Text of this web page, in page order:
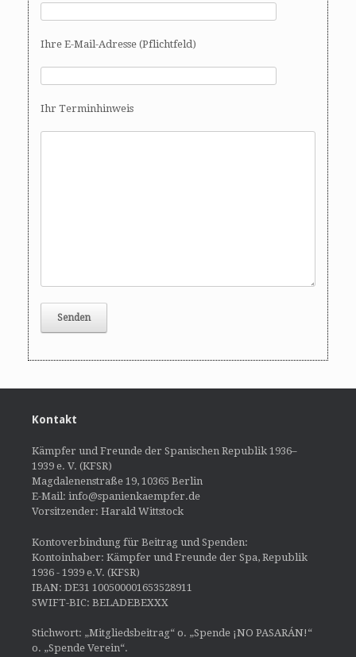
Ihre E-Mail-Adresse (Pflichtfeld)
Ihr Terminhinweis
Kontakt
Kämpfer und Freunde der Spanischen Republik 1936–
1939 e. V. (KFSR)
Magdalenenstraße 19, 10365 Berlin
E-Mail: info@spanienkaempfer.de
Vorsitzender: Harald Wittstock
Kontoverbindung für Beitrag und Spenden:
Kontoinhaber: Kämpfer und Freunde der Spa, Republik
1936 - 1939 e.V. (KFSR)
IBAN: DE31 100500001653528911
SWIFT-BIC: BELADEBEXXX
Stichwort: „Mitgliedsbeitrag“ o. „Spende ¡NO PASARÁN!“
o. „Spende Verein“.